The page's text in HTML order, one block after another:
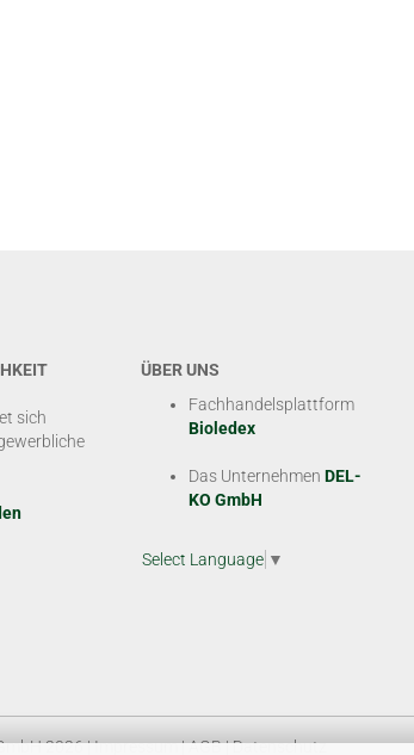
sich
ÜBER UNS
Fachhandelsplattform
Bioledex
Das Unternehmen DEL-
KO GmbH
Select Language ▼
2026 |Impressum|AGB|Datenschutz